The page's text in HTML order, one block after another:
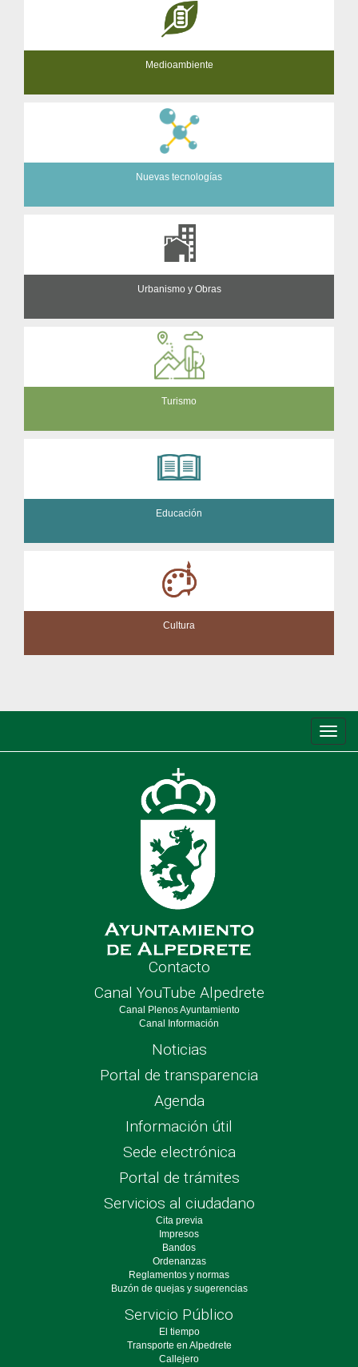
Medioambiente
Nuevas tecnologías
Urbanismo y Obras
Turismo
Educación
Cultura
de
Contacto
Canal YouTube Alpedrete
Canal Plenos Ayuntamiento
Canal Información
Noticias
Portal de transparencia
Agenda
Información útil
Sede electrónica
Portal de trámites
Servicios al ciudadano
Cita previa
Impresos
Bandos
Ordenanzas
Reglamentos y normas
Buzón de quejas y sugerencias
Servicio Público
El tiempo
Transporte en Alpedrete
Callejero